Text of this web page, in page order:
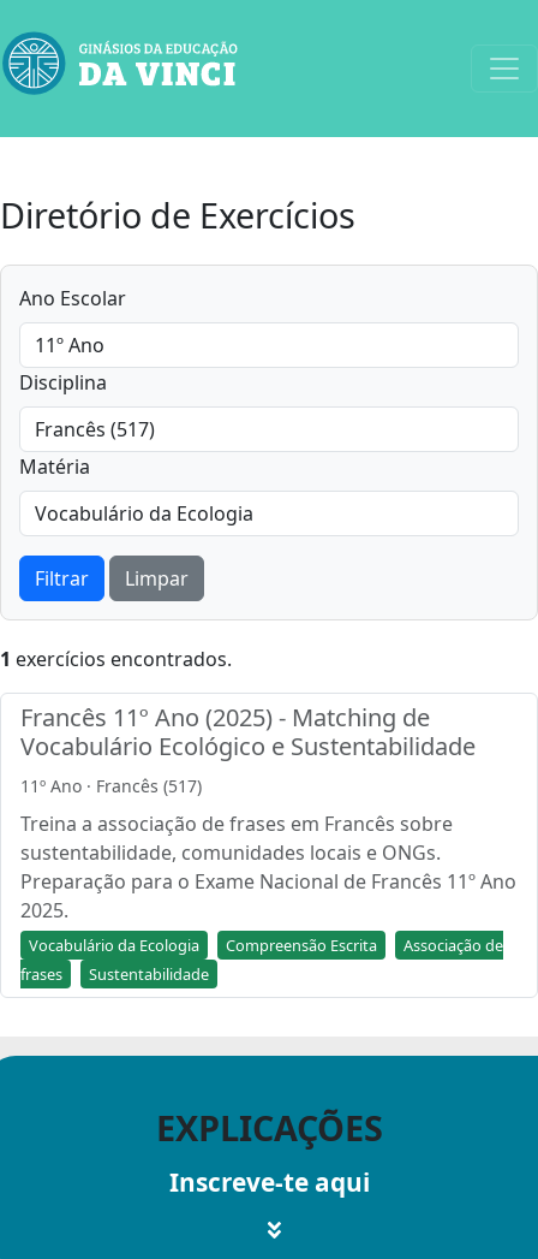
Diretório de Exercícios
Ano Escolar
Disciplina
Matéria
Filtrar Limpar
1 exercícios encontrados.
Francês 11º Ano (2025) - Matching de
Vocabulário Ecológico e Sustentabilidade
11º Ano · Francês (517)
Treina a associação de frases em Francês sobre
sustentabilidade, comunidades locais e ONGs.
Preparação para o Exame Nacional de Francês 11º Ano
2025.
Vocabulário da Ecologia Compreensão Escrita
Associação de
frases
Sustentabilidade
EXPLICAÇÕES
Inscreve-te aqui